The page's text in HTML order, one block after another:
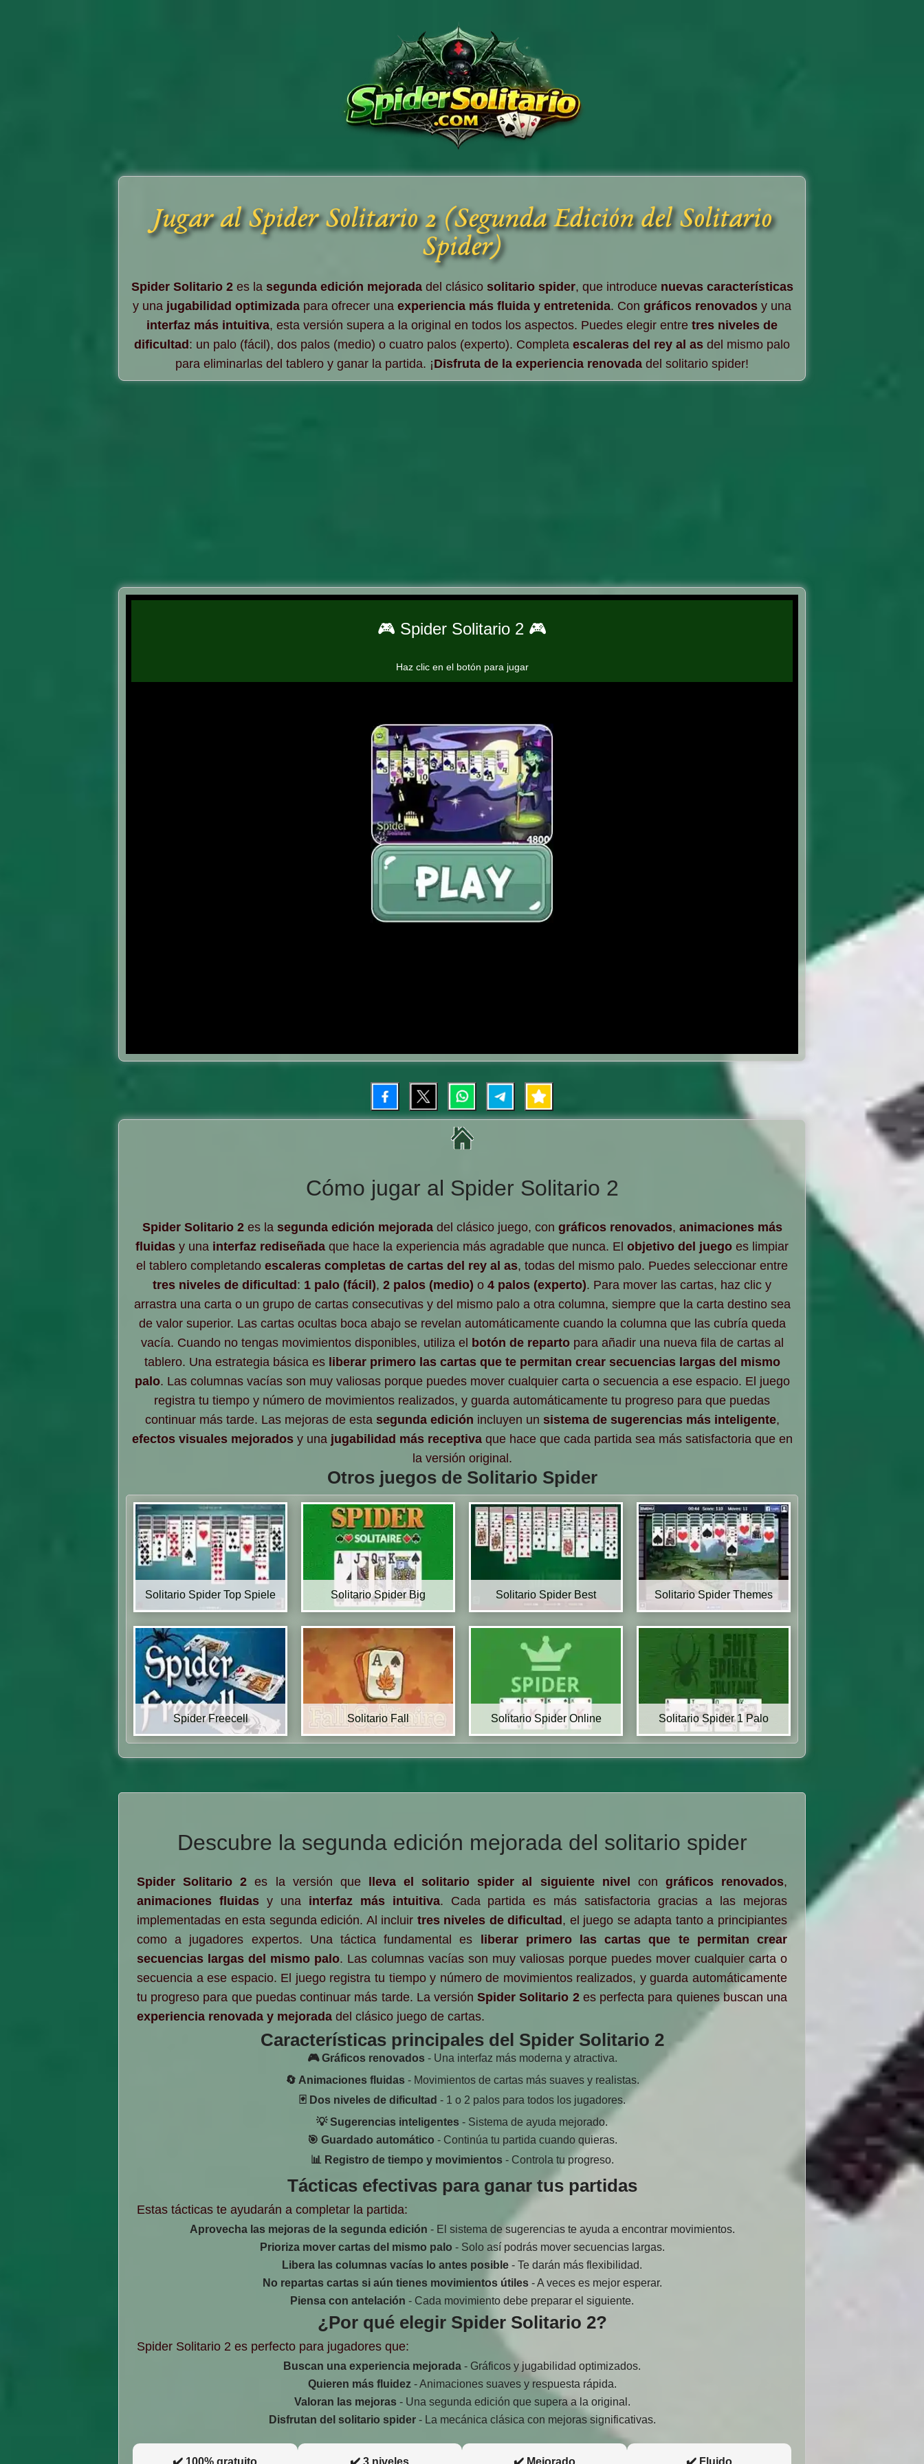
Jugar al Spider Solitario 2 (Segunda Edición del Solitario
Spider)
Spider Solitario 2es la segunda edición mejoradadel clásico solitario spider, que introduce nuevas características
y una jugabilidad optimizada para ofrecer una experiencia más fluida y entretenida. Con gráficos renovados y una
interfaz más intuitiva, esta versión supera a la original en todos los aspectos. Puedes elegir entre tres niveles de
dificultad : un palo (fácil), dos palos (medio) o cuatro palos (experto). Completa escaleras del rey al as del mismo palo
para eliminarlas del tablero y ganar la partida. ¡Disfruta de la experiencia renovada del solitario spider!
Cómo jugar al Spider Solitario 2
Spider Solitario 2es la segunda edición mejoradadel clásico juego, con gráficos renovados, animaciones más
fluidas y una interfaz rediseñada que hace la experiencia más agradable que nunca. El objetivo del juego es limpiar
el tablero completando escaleras completas de cartas del rey al as, todas del mismo palo. Puedes seleccionar entre
tres niveles de dificultad: 1 palo (fácil), 2 palos (medio) o 4 palos (experto). Para mover las cartas, haz clic y
arrastra una carta o un grupo de cartas consecutivas y del mismo palo a otra columna, siempre que la carta destino sea
de valor superior. Las cartas ocultas boca abajo se revelan automáticamente cuando la columna que las cubría queda
vacía. Cuando no tengas movimientos disponibles, utiliza el botón de repartopara añadir una nueva fila de cartas al
tablero. Una estrategia básica es liberar primero las cartas que te permitan crear secuencias largas del mismo
palo. Las columnas vacías son muy valiosas porque puedes mover cualquier carta o secuencia a ese espacio. El juego
registra tu tiempo y número de movimientos realizados, y guarda automáticamente tu progreso para que puedas
continuar más tarde. Las mejoras de esta segunda edición incluyen un sistema de sugerencias más inteligente,
efectos visuales mejoradosy una jugabilidad más receptivaque hace que cada partida sea más satisfactoria que en
la versión original.
Otros juegos de Solitario Spider
Solitario Spider Top Spiele Solitario Spider Big Solitario Spider Best Solitario Spider Themes
Spider Freecell Solitario Fall Solitario Spider Online Solitario Spider 1 Palo
Descubre la segunda edición mejorada del solitario spider
Spider Solitario 2 es la versión que lleva el solitario spider al siguiente nivel con gráficos renovados,
animaciones fluidasy una interfaz más intuitiva. Cada partida es más satisfactoria gracias a las mejoras
implementadas en esta segunda edición. Al incluir tres niveles de dificultad, el juego se adapta tanto a principiantes
como a jugadores expertos. Una táctica fundamental es liberar primero las cartas que te permitan crear
secuencias largas del mismo palo. Las columnas vacías son muy valiosas porque puedes mover cualquier carta o
secuencia a ese espacio. El juego registra tu tiempo y número de movimientos realizados, y guarda automáticamente
tu progreso para que puedas continuar más tarde. La versiónSpider Solitario 2es perfecta para quienes buscan una
experiencia renovada y mejorada del clásico juego de cartas.
Características principales del Spider Solitario 2
🎮 Gráficos renovados- Una interfaz más moderna y atractiva.
🔄 Animaciones fluidas- Movimientos de cartas más suaves y realistas.
🃏 Dos niveles de dificultad - 1 o 2 palos para todos los jugadores.
💡 Sugerencias inteligentes - Sistema de ayuda mejorado.
🎯 Guardado automático - Continúa tu partida cuando quieras.
📊 Registro de tiempo y movimientos- Controla tu progreso.
Tácticas efectivas para ganar tus partidas
Estas tácticas te ayudarán a completar la partida:
Aprovecha las mejoras de la segunda edición - El sistema de sugerencias te ayuda a encontrar movimientos.
Prioriza mover cartas del mismo palo - Solo así podrás mover secuencias largas.
Libera las columnas vacías lo antes posible - Te darán más flexibilidad.
No repartas cartas si aún tienes movimientos útiles- A veces es mejor esperar.
Piensa con antelación - Cada movimiento debe preparar el siguiente.
¿Por qué elegir Spider Solitario 2?
Spider Solitario 2 es perfecto para jugadores que:
Buscan una experiencia mejorada - Gráficos y jugabilidad optimizados.
Quieren más fluidez- Animaciones suaves y respuesta rápida.
Valoran las mejoras- Una segunda edición que supera a la original.
Disfrutan del solitario spider- La mecánica clásica con mejoras significativas.
✔️ 100% gratuito ✔️ 3 niveles ✔️ Mejorado ✔️ Fluido